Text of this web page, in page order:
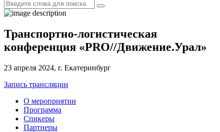
Транспортно-логистическая
конференция «PRO//Движение.Урал»
23 апреля 2024, г. Екатеринбург
Запись трансляции
О мероприятии
Программа
Спикеры
Партнеры